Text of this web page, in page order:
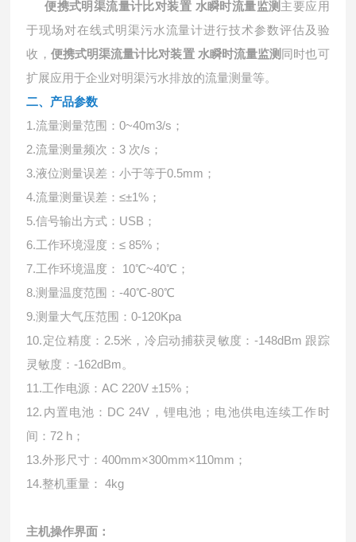
便携式明渠流量计比对装置 水瞬时流量监测 主要应用
于现场对在线式明渠污水流量计进行技术参数评估及验
收， 便携式明渠流量计比对装置 水瞬时流量监测 同时也可
扩展应用于企业对明渠污水排放的流量测量等。
二、产品参数
1.流量测量范围：0~40m3/s；
2.流量测量频次：3 次/s；
3.液位测量误差：小于等于0.5mm；
4.流量测量误差：≤±1%；
5.信号输出方式：USB；
6.工作环境湿度：≤ 85%；
7.工作环境温度： 10℃~40℃；
8.测量温度范围：-40℃-80℃
9.测量大气压范围：0-120Kpa
10.定位精度：2.5米，冷启动捕获灵敏度：-148dBm 跟踪
灵敏度：-162dBm。
11.工作电源：AC 220V ±15%；
12.内置电池：DC 24V，锂电池；电池供电连续工作时
间：72 h；
13.外形尺寸：400mm×300mm×110mm；
14.整机重量： 4kg
主机操作界面：